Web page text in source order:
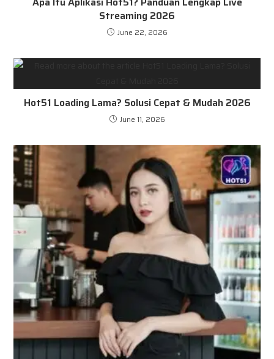
Streaming 2026
June 22, 2026
Hot51 Loading Lama? Solusi Cepat & Mudah 2026
June 11, 2026